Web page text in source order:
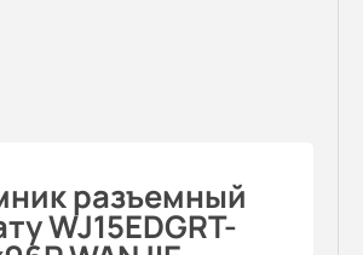
разъемный
WJ15EDGRT-